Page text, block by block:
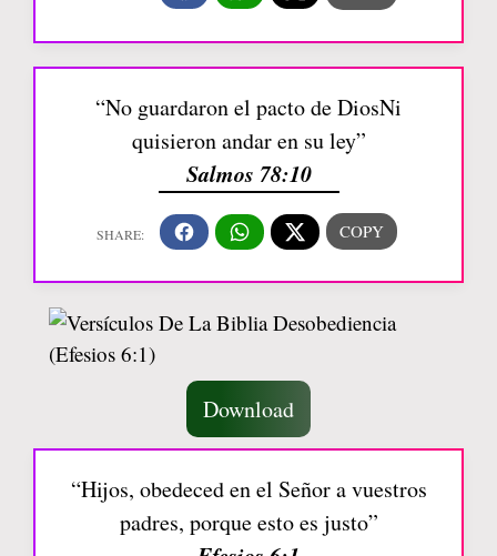
“No guardaron el pacto de DiosNi
quisieron andar en su ley”
Salmos 78:10
Download
“Hijos, obedeced en el Señor a vuestros
padres, porque esto es justo”